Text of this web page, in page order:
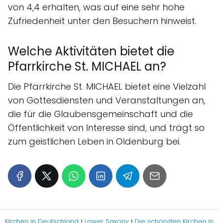
von 4,4 erhalten, was auf eine sehr hohe
Zufriedenheit unter den Besuchern hinweist.
Welche Aktivitäten bietet die
Pfarrkirche St. MICHAEL an?
Die Pfarrkirche St. MICHAEL bietet eine Vielzahl
von Gottesdiensten und Veranstaltungen an,
die für die Glaubensgemeinschaft und die
Öffentlichkeit von Interesse sind, und trägt so
zum geistlichen Leben in Oldenburg bei.
Kirchen in Deutschland Lower Saxony Die schönsten Kirchen in